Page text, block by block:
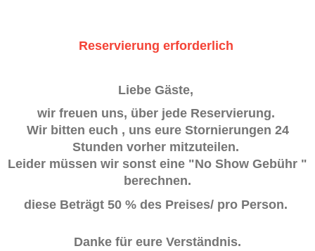
Reservierung erforderlich
Liebe Gäste,
wir freuen uns, über jede Reservierung.
Wir bitten euch , uns eure Stornierungen 24
Stunden vorher mitzuteilen.
Leider müssen wir sonst eine "No Show Gebühr "
berechnen.
diese Beträgt 50 % des Preises/ pro Person.
Danke für eure Verständnis.